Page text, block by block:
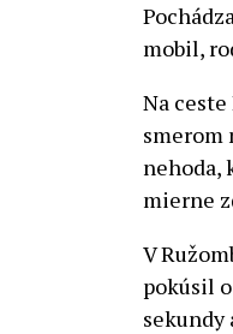
mobil,
Na
smerom
nehoda,
mierne
V
pokúsil